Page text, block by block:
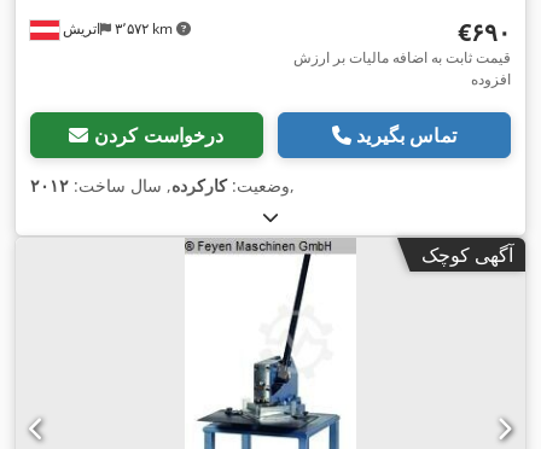
اتریش ۳٬۵۷۲ km ‎€۶۹۰
قیمت ثابت به اضافه مالیات بر ارزش
افزوده
درخواست کردن تماس بگیرید
وضعیت:کارکرده, سال ساخت: ۲۰۱۲ ,
آگهی کوچک